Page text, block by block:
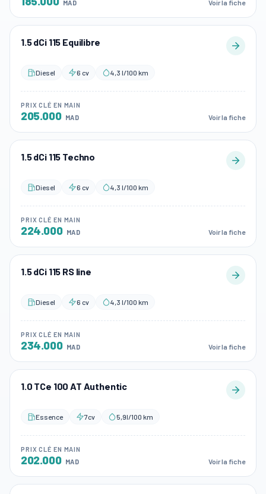
MAD Voir la fiche
1.5 dCi 115 Equilibre
Diesel 6 cv 4,3 l/100 km
PRIX CLÉ EN MAIN
205.000 MAD Voir la fiche
1.5 dCi 115 Techno
Diesel 6 cv 4,3 l/100 km
PRIX CLÉ EN MAIN
224.000 MAD Voir la fiche
1.5 dCi 115 RS line
Diesel 6 cv 4,3 l/100 km
PRIX CLÉ EN MAIN
234.000 MAD Voir la fiche
1.0 TCe 100 AT Authentic
Essence 7cv 5,9l/100 km
PRIX CLÉ EN MAIN
202.000 MAD Voir la fiche